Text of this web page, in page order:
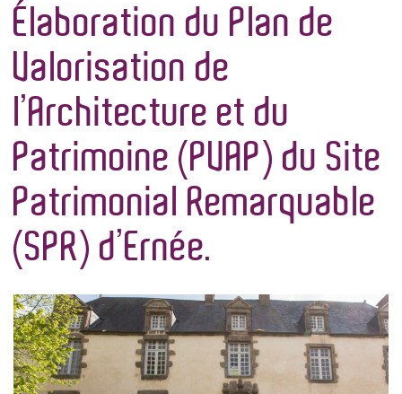
Élaboration du Plan de
Valorisation de
l’Architecture et du
Patrimoine (PVAP) du Site
Patrimonial Remarquable
(SPR) d’Ernée.